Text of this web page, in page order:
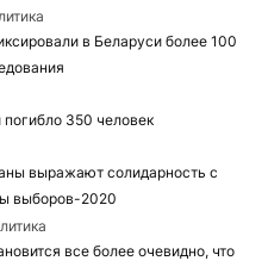
в Беларуси более 100
350 человек
выражают солидарность с
выборов-2020
все более очевидно, что